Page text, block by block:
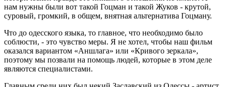
нам нужны были вот такой Гоцман и такой Жуков - крутой,
суровый, громкий, в общем, внятная альтернатива Гоцману.
Что до одесского языка, то главное, что необходимо было
соблюсти, - это чувство меры. Я не хотел, чтобы наш фильм
оказался вариантом «Аншлага» или «Кривого зеркала»,
поэтому мы позвали на помощь людей, которые в этом деле
являются специалистами.